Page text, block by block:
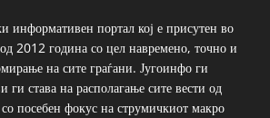
информативен портал кој е присутен во
2012 година со цел навремено, точно и
на сите граѓани. Југоинфо ги
ги става на располагање сите вести од
посебен фокус на струмичкиот макро